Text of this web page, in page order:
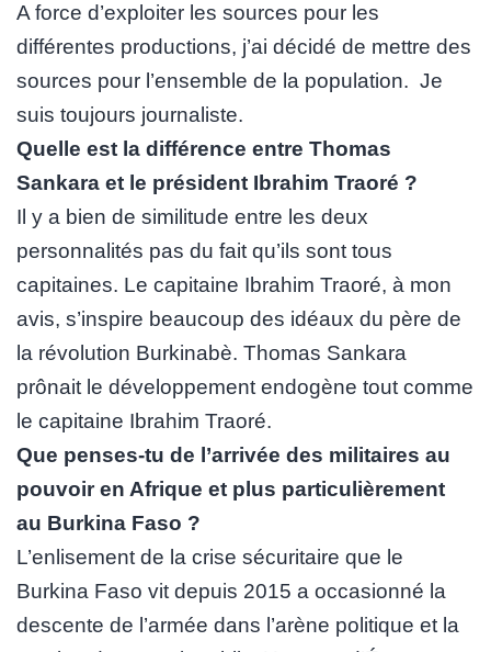
A force d’exploiter les sources pour les
différentes productions, j’ai décidé de mettre des
sources pour l’ensemble de la population. Je
suis toujours journaliste.
Quelle est la différence entre Thomas
Sankara et le président Ibrahim Traoré ?
Il y a bien de similitude entre les deux
personnalités pas du fait qu’ils sont tous
capitaines. Le capitaine Ibrahim Traoré, à mon
avis, s’inspire beaucoup des idéaux du père de
la révolution Burkinabè. Thomas Sankara
prônait le développement endogène tout comme
le capitaine Ibrahim Traoré.
Que penses-tu de l’arrivée des militaires au
pouvoir en Afrique et plus particulièrement
au Burkina Faso ?
L’enlisement de la crise sécuritaire que le
Burkina Faso vit depuis 2015 a occasionné la
descente de l’armée dans l’arène politique et la